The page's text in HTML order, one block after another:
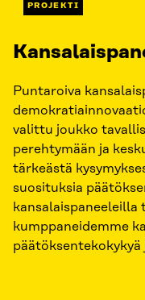
PROJEKTI
Puntaroiva
valittu joukko
perehtymään ja
tärkeästä
suosituksia
kansalaispaneeleilla
kumppaneidemme
päätöksentekokykyä